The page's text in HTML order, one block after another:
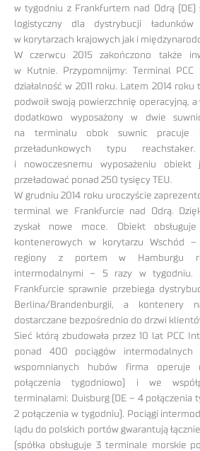
w tygodniu z Frankfurtem nad Odrą (DE)
logistyczny dla dystrybucji
w korytarzach krajowych jak i
W czerwcu 2015 zakończono także
w Kutnie. Przypomnijmy: Terminal PCC
działalność w 2011 roku. Latem 2014
podwoił swoją powierzchnię operacyjną, a
dodatkowo wyposażony w dwie
na terminalu obok suwnic pracuje
przeładunkowych typu
i nowoczesnemu wyposażeniu
przeładować ponad 250 tysięcy TEU.
W grudniu 2014 roku uroczyście
terminal we Frankfurcie nad Odrą.
zyskał nowe moce. Obiekt
kontenerowych w korytarzu Wschód –
regiony z portem w Hamburgu
intermodalnymi – 5 razy w tygodniu.
Frankfurcie sprawnie przebiega
Berlina/Brandenburgii, a kontenery
dostarczane bezpośrednio do drzwi
Sieć którą zbudowała przez 10 lat PCC
ponad 400 pociągów intermodalnych
wspomnianych hubów firma
połączenia tygodniowo) i we
terminalami: Duisburg (DE – 4 połączenia
2 połączenia w tygodniu). Pociągi
lądu do polskich portów gwarantują
(spółka obsługuje 3 terminale morskie